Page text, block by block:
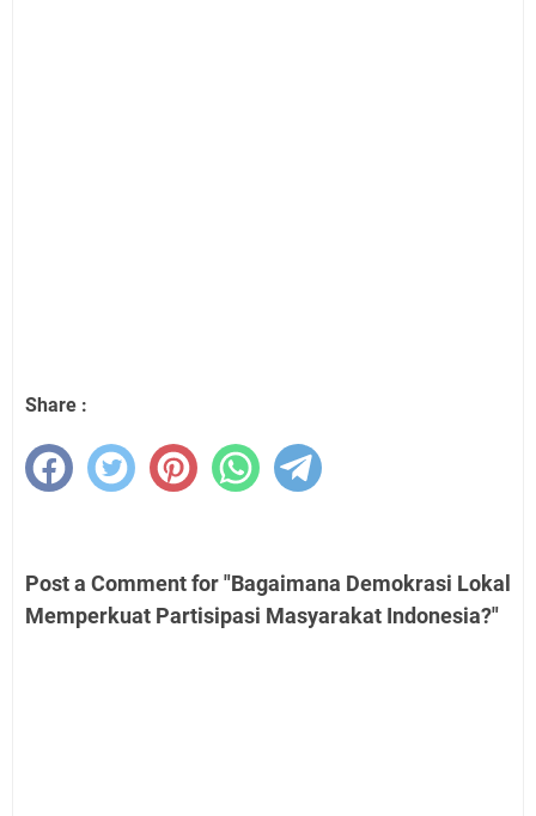
Share :
Post a Comment for "Bagaimana Demokrasi Lokal
Memperkuat Partisipasi Masyarakat Indonesia?"